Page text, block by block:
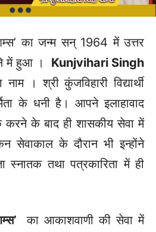
का जन्म सन् 1964 में उत्तर
में हुआ ।
Kunjvihari Singh
नाम ।श्री कुंजविहारी विद्यार्थी
के धनी है। आपने इलाहावाद
करने के बाद ही शासकीय सेवा में
सेवाकाल के दौरान भी इन्होंने
स्नातक तथा पत्रकारिता में ही
का आकाशवाणी की सेवा में